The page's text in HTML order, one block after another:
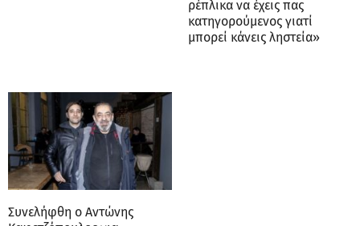
ρέπλικα να έχεις πας
κατηγορούμενος γιατί
μπορεί κάνεις ληστεία»
Συνελήφθη ο Αντώνης